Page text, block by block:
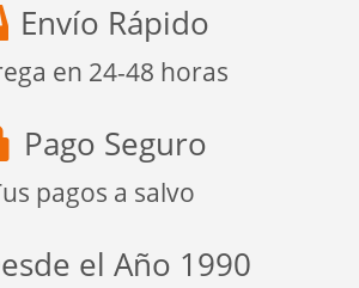
Envío Rápido
en 24-48 horas
Pago Seguro
pagos a salvo
el Año 1990